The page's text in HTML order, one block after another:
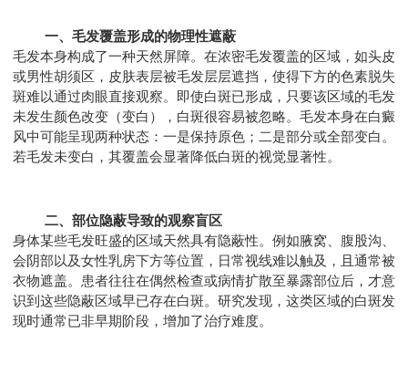
一、毛发覆盖形成的物理性遮蔽
毛发本身构成了一种天然屏障。在浓密毛发覆盖的区域，如头皮
或男性胡须区，皮肤表层被毛发层层遮挡，使得下方的色素脱失
斑难以通过肉眼直接观察。即使白斑已形成，只要该区域的毛发
未发生颜色改变（变白），白斑很容易被忽略。毛发本身在白癜
风中可能呈现两种状态：一是保持原色；二是部分或全部变白。
若毛发未变白，其覆盖会显著降低白斑的视觉显著性。
二、部位隐蔽导致的观察盲区
身体某些毛发旺盛的区域天然具有隐蔽性。例如腋窝、腹股沟、
会阴部以及女性乳房下方等位置，日常视线难以触及，且通常被
衣物遮盖。患者往往在偶然检查或病情扩散至暴露部位后，才意
识到这些隐蔽区域早已存在白斑。研究发现，这类区域的白斑发
现时通常已非早期阶段，增加了治疗难度。